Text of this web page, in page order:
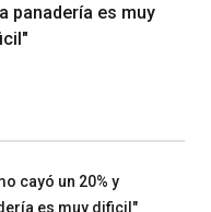
panadería es muy
cayó un 20% y
es muy dificil"